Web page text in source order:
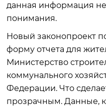
данная информация не
понимания.
Новый законопроект
форму отчета для
Министерство
коммунального
Федерации. Что
прозрачным. Данные,